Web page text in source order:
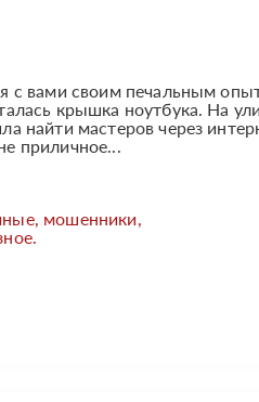
с вами своим печальным
крышка ноутбука. На
найти мастеров через
приличное...
мошенники,